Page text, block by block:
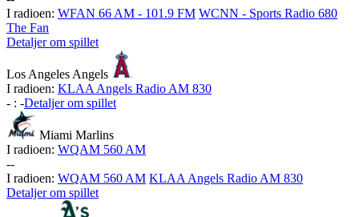
I radioen: WFAN 66 AM - 101.9 FM WCNN - Sports Radio 680
The Fan
Detaljer om spillet
Los Angeles Angels
I radioen: KLAA Angels Radio AM 830
- : -Detaljer om spillet
Miami Marlins
I radioen: WQAM 560 AM
--
I radioen: WQAM 560 AM KLAA Angels Radio AM 830
Detaljer om spillet